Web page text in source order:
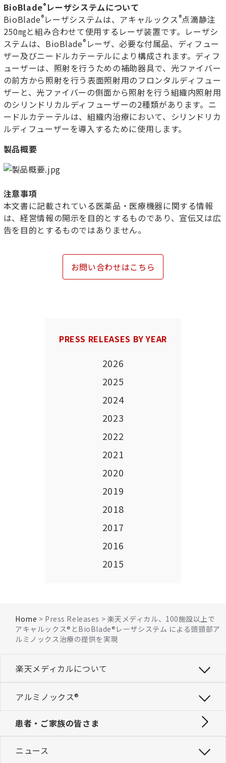
BioBlade® レーザシステムについて
BioBlade®レーザシステムは、アキャルックス®点滴静注
250㎎と組み合わせて使用するレーザ装置です。レーザシ
ステムは、BioBlade® レーザ、必要な付属品、ディフュー
ザー及びニードルカテーテルにより構成されます。ディフ
ューザーは、照射を行うための補助器具で、光ファイバー
の前方から照射を行う表面照射用のフロンタルディフュー
ザーと、光ファイバーの側面から照射を行う組織内照射用
のシリンドリカルディフューザーの2種類があります。ニ
ードルカテーテルは、組織内治療において、シリンドリカ
ルディフューザーを導入するために使用します。
製品概要
注意事項
本文書に記載されている医薬品・医療機器に関する情報
は、経営情報の開示を目的とするものであり、宣伝又は広
告を目的とするものではありません。
お問い合わせはこちら
PRESS RELEASES BY YEAR
2026
2025
2024
2023
2022
2021
2020
2019
2018
2017
2016
2015
Home > Press Releases > 楽天メディカル、100施設以上で
アキャルックス®とBioBlade®レーザシステム による頭頸部ア
ルミノックス治療の提供を実現
楽天メディカルについて
アルミノックス®
患者・ご家族の皆さま
ニュース